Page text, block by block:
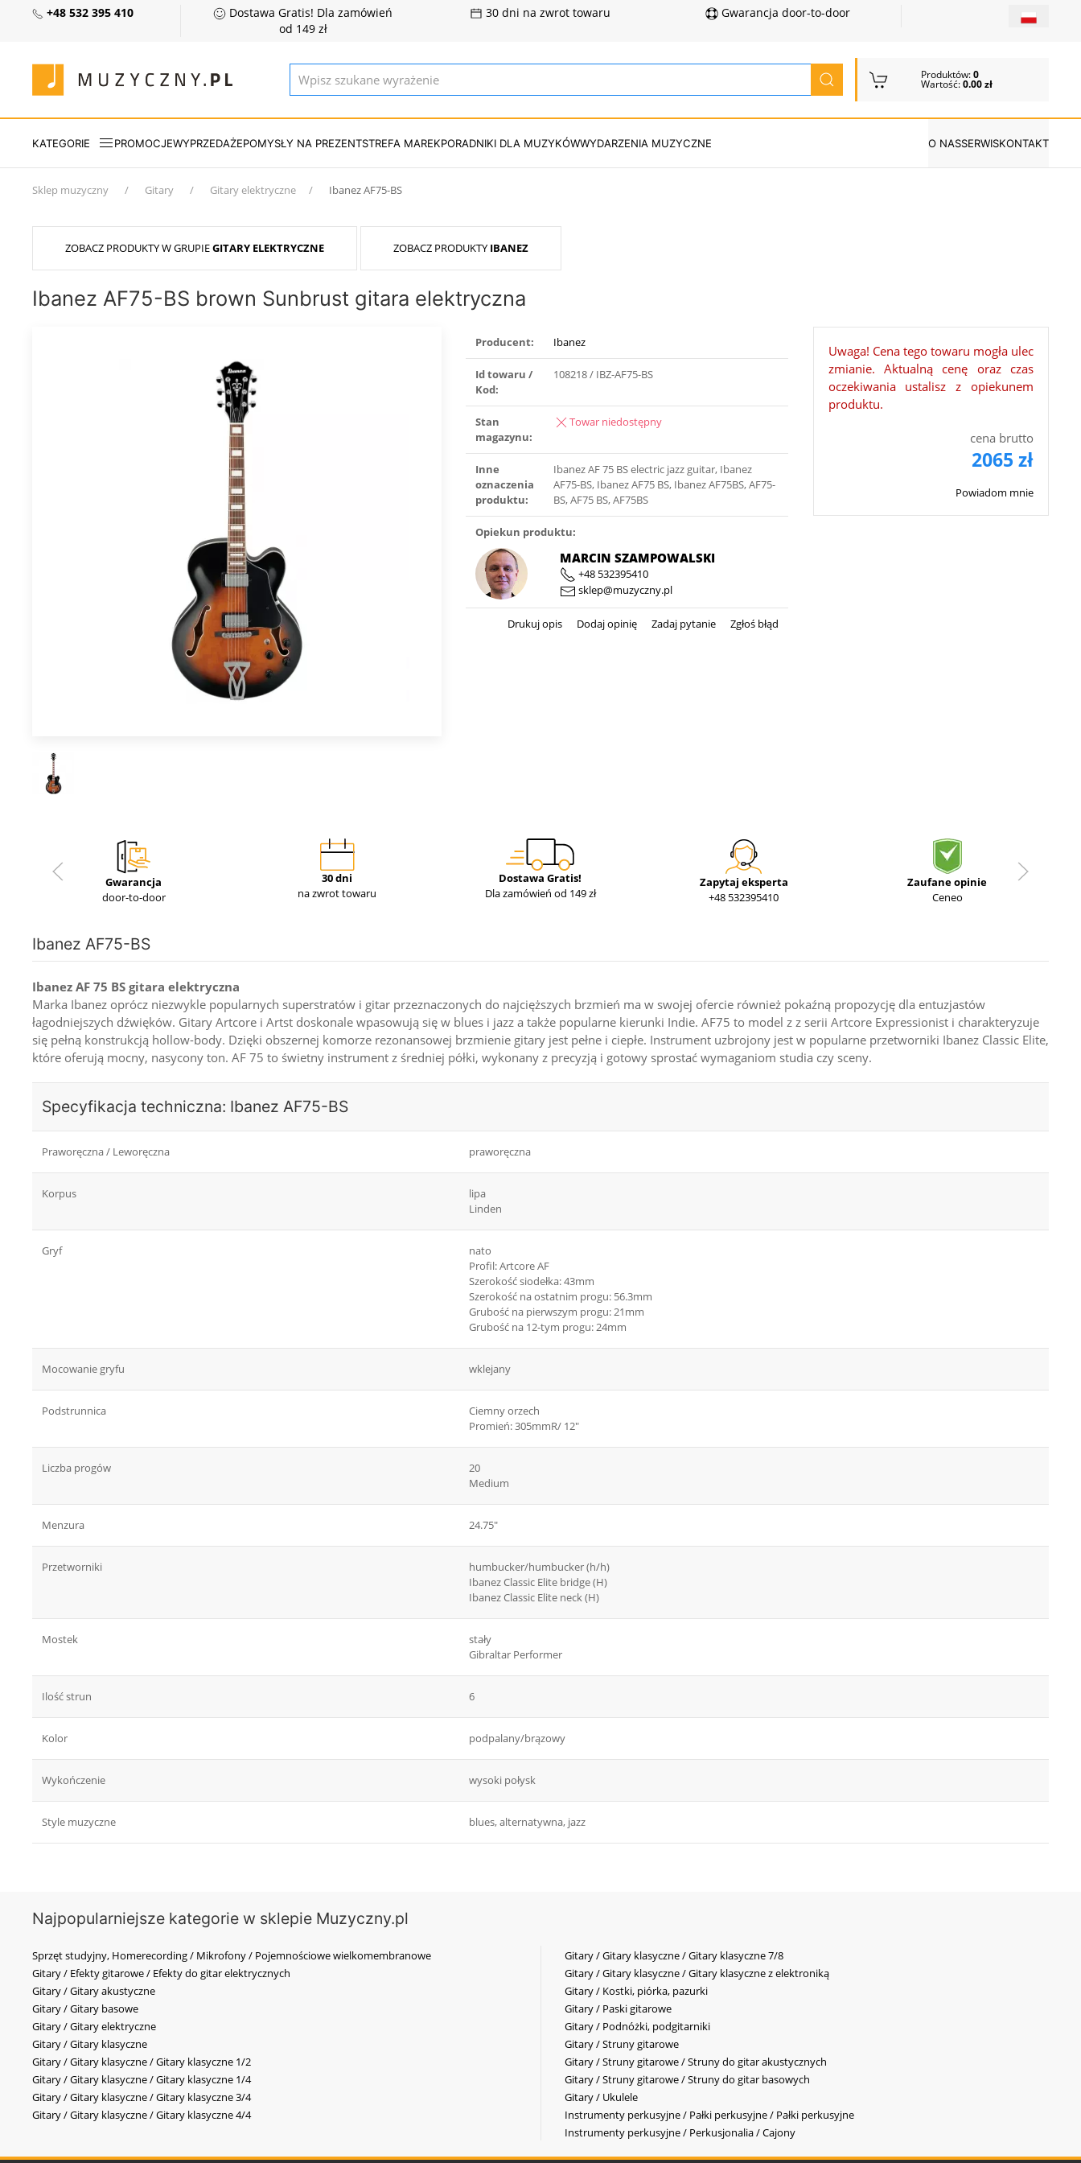
+48 532 395 410
Dostawa Gratis! Dla zamówień
od 149 zł
30 dni na zwrot towaru Gwarancja door-to-door
Produktów:0
Wartość:0.00 zł
KATEGORIE PROMOCJEWYPRZEDAŻEPOMYSŁY NA PREZENTSTREFA MAREKPORADNIKI DLA MUZYKÓWWYDARZENIA MUZYCZNE O NASSERWISKONTAKT
Sklep muzyczny Gitary Gitary elektryczne Ibanez AF75-BS
ZOBACZ PRODUKTY W GRUPIEGITARY ELEKTRYCZNE ZOBACZ PRODUKTY IBANEZ
Ibanez AF75-BS brown Sunbrust gitara elektryczna
Producent: Ibanez
Id towaru /
Kod:
108218 / IBZ-AF75-BS
Stan
magazynu:
Towar niedostępny
Inne
oznaczenia
produktu:
Ibanez AF 75 BS electric jazz guitar, Ibanez
AF75-BS, Ibanez AF75 BS, Ibanez AF75BS, AF75-
BS, AF75 BS, AF75BS
Opiekun produktu:
MARCIN SZAMPOWALSKI
+48 532395410
sklep@muzyczny.pl
Drukuj opis Dodaj opinię Zadaj pytanie Zgłoś błąd
Uwaga! Cena tego towaru mogła ulec
zmianie. Aktualną cenę oraz czas
oczekiwania ustalisz z opiekunem
produktu.
cena brutto
2065 zł
Powiadom mnie
Gwarancja
door-to-door
30 dni
na zwrot towaru
Dostawa Gratis!
Dla zamówień od 149 zł
Zapytaj eksperta
+48 532395410
Zaufane opinie
Ceneo
Ibanez AF75-BS
Ibanez AF 75 BS gitara elektryczna
Marka Ibanez oprócz niezwykle popularnych superstratów i gitar przeznaczonych do najcięższych brzmień ma w swojej ofercie również pokaźną propozycję dla entuzjastów
łagodniejszych dźwięków. Gitary Artcore i Artst doskonale wpasowują się w blues i jazz a także popularne kierunki Indie. AF75 to model z z serii Artcore Expressionist i charakteryzuje
się pełną konstrukcją hollow-body. Dzięki obszernej komorze rezonansowej brzmienie gitary jest pełne i ciepłe. Instrument uzbrojony jest w popularne przetworniki Ibanez Classic Elite,
które oferują mocny, nasycony ton. AF 75 to świetny instrument z średniej półki, wykonany z precyzją i gotowy sprostać wymaganiom studia czy sceny.
Specyfikacja techniczna: Ibanez AF75-BS
Praworęczna / Leworęczna praworęczna
Korpus
lipa
Linden
Gryf
nato
Profil: Artcore AF
Szerokość siodełka: 43mm
Szerokość na ostatnim progu: 56.3mm
Grubość na pierwszym progu: 21mm
Grubość na 12-tym progu: 24mm
Mocowanie gryfu wklejany
Podstrunnica
Ciemny orzech
Promień: 305mmR/ 12″
Liczba progów
20
Medium
Menzura 24.75"
Przetworniki
humbucker/humbucker (h/h)
Ibanez Classic Elite bridge (H)
Ibanez Classic Elite neck (H)
Mostek
stały
Gibraltar Performer
Ilość strun 6
Kolor podpalany/brązowy
Wykończenie wysoki połysk
Style muzyczne blues, alternatywna, jazz
Najpopularniejsze kategorie w sklepie Muzyczny.pl
Sprzęt studyjny, Homerecording / Mikrofony / Pojemnościowe wielkomembranowe
Gitary / Efekty gitarowe / Efekty do gitar elektrycznych
Gitary / Gitary akustyczne
Gitary / Gitary basowe
Gitary / Gitary elektryczne
Gitary / Gitary klasyczne
Gitary / Gitary klasyczne / Gitary klasyczne 1/2
Gitary / Gitary klasyczne / Gitary klasyczne 1/4
Gitary / Gitary klasyczne / Gitary klasyczne 3/4
Gitary / Gitary klasyczne / Gitary klasyczne 4/4
Gitary / Gitary klasyczne / Gitary klasyczne 7/8
Gitary / Gitary klasyczne / Gitary klasyczne z elektroniką
Gitary / Kostki, piórka, pazurki
Gitary / Paski gitarowe
Gitary / Podnóżki, podgitarniki
Gitary / Struny gitarowe
Gitary / Struny gitarowe / Struny do gitar akustycznych
Gitary / Struny gitarowe / Struny do gitar basowych
Gitary / Ukulele
Instrumenty perkusyjne / Pałki perkusyjne / Pałki perkusyjne
Instrumenty perkusyjne / Perkusjonalia / Cajony